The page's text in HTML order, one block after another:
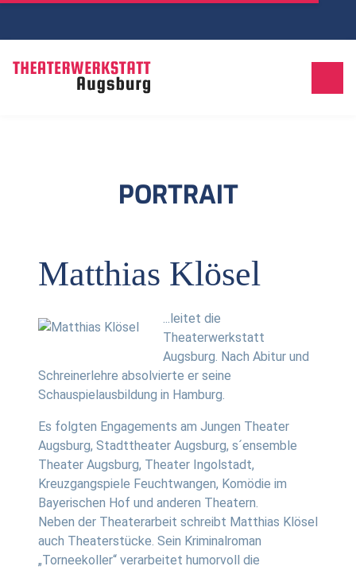
PORTRAIT
Matthias Klösel
...leitet die
Theaterwerkstatt
Augsburg. Nach Abitur und
Schreinerlehre absolvierte er seine
Schauspielausbildung in Hamburg.
Es folgten Engagements am Jungen Theater
Augsburg, Stadttheater Augsburg, s´ensemble
Theater Augsburg, Theater Ingolstadt,
Kreuzgangspiele Feuchtwangen, Komödie im
Bayerischen Hof und anderen Theatern.
Neben der Theaterarbeit schreibt Matthias Klösel
auch Theaterstücke. Sein Kriminalroman
„Torneekoller“ verarbeitet humorvoll die